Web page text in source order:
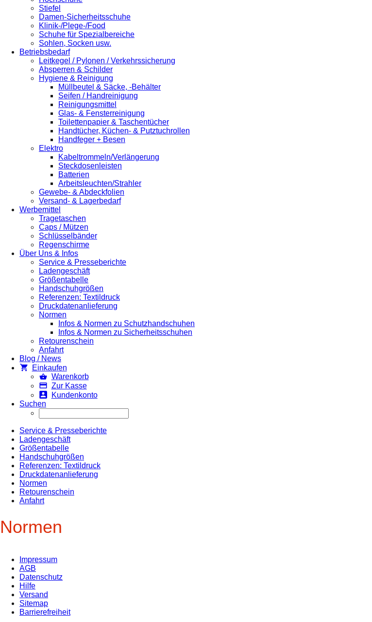
Stiefel
Damen-Sicherheitsschuhe
Klinik-/Plege-/Food
Schuhe für Spezialbereiche
Sohlen, Socken usw.
Betriebsbedarf
Leitkegel / Pylonen / Verkehrssicherung
Absperren & Schilder
Hygiene & Reinigung
Müllbeutel & Säcke, -Behälter
Seifen / Handreinigung
Reinigungsmittel
Glas- & Fensterreinigung
Toilettenpapier & Taschentücher
Handtücher, Küchen- & Putztuchrollen
Handfeger + Besen
Elektro
Kabeltrommeln/Verlängerung
Steckdosenleisten
Batterien
Arbeitsleuchten/Strahler
Gewebe- & Abdeckfolien
Versand- & Lagerbedarf
Werbemittel
Tragetaschen
Caps / Mützen
Schlüsselbänder
Regenschirme
Über Uns & Infos
Service & Presseberichte
Ladengeschäft
Größentabelle
Handschuhgrößen
Referenzen: Textildruck
Druckdatenanlieferung
Normen
Infos & Normen zu Schutzhandschuhen
Infos & Normen zu Sicherheitsschuhen
Retourenschein
Anfahrt
Blog / News
Einkaufen
Warenkorb
Zur Kasse
Kundenkonto
Suchen
Service & Presseberichte
Ladengeschäft
Größentabelle
Handschuhgrößen
Referenzen: Textildruck
Druckdatenanlieferung
Normen
Retourenschein
Anfahrt
Normen
Impressum
AGB
Datenschutz
Hilfe
Versand
Sitemap
Barrierefreiheit